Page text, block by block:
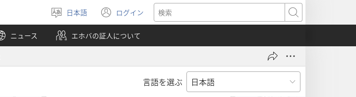
言
語
を
選
日本語 ログイン
（新
し
い
タ
で
検
索
ニュース エホバの証人について
言語を選ぶ